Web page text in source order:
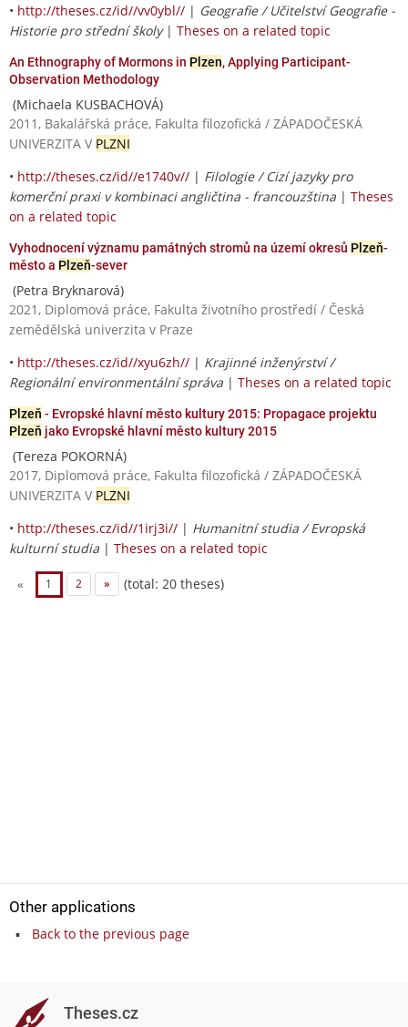
• http://theses.cz/id//vv0ybl// | Geografie / Učitelství Geografie -
Historie pro střední školy| Theses on a related topic
An Ethnography of Mormons in Plzen, Applying Participant-
Observation Methodology
(Michaela KUSBACHOVÁ)
2011, Bakalářská práce, Fakulta filozofická / ZÁPADOČESKÁ
UNIVERZITA V PLZNI
• http://theses.cz/id//e1740v// | Filologie / Cizí jazyky pro
komerční praxi v kombinaci angličtina - francouzština | Theses
on a related topic
Vyhodnocení významu památných stromů na území okresů Plzeň-
město a Plzeň-sever
(Petra Bryknarová)
2021, Diplomová práce, Fakulta životního prostředí / Česká
zemědělská univerzita v Praze
• http://theses.cz/id//xyu6zh// | Krajinné inženýrství /
Regionální environmentální správa | Theses on a related topic
Plzeň - Evropské hlavní město kultury 2015: Propagace projektu
Plzeň jako Evropské hlavní město kultury 2015
(Tereza POKORNÁ)
2017, Diplomová práce, Fakulta filozofická / ZÁPADOČESKÁ
UNIVERZITA V PLZNI
• http://theses.cz/id//1irj3i// | Humanitní studia / Evropská
kulturní studia | Theses on a related topic
« 1 2 » (total: 20 theses)
Other applications
Back to the previous page
Theses.cz